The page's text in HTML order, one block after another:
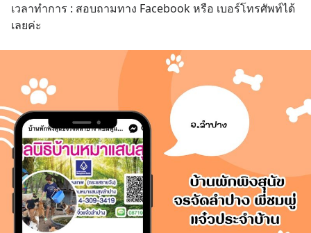
เวลาทำการ : สอบถามทาง Facebook หรือ เบอร์โทรศัพท์ได้
เลยค่ะ